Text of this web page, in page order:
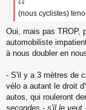
n
l
u
(nous cyclistes)
Oui, mais pas TROP,
automobiliste
à nous doubler en
- S'il y a 3 mètres de
vélo a autant le droit
autos, qui rouleront
secondes - s'il le veut